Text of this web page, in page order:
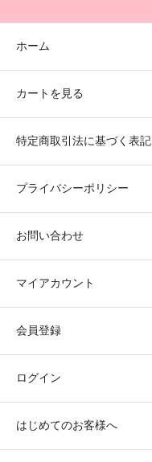
ホーム
カートを見る
特定商取引法に基づく表記
プライバシーポリシー
お問い合わせ
マイアカウント
会員登録
ログイン
はじめてのお客様へ